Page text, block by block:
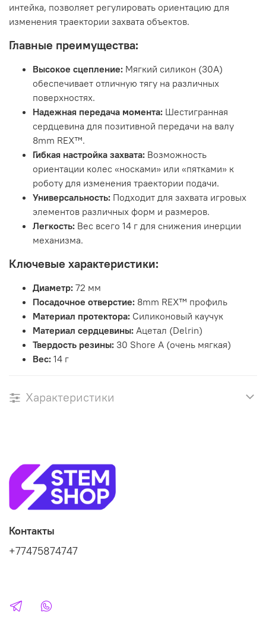
интейка, позволяет регулировать ориентацию для
изменения траектории захвата объектов.
Главные преимущества:
Высокое сцепление: Мягкий силикон (30А)
обеспечивает отличную тягу на различных
поверхностях.
Надежная передача момента: Шестигранная
сердцевина для позитивной передачи на валу
8mm REX™.
Гибкая настройка захвата: Возможность
ориентации колес «носками» или «пятками» к
роботу для изменения траектории подачи.
Универсальность: Подходит для захвата игровых
элементов различных форм и размеров.
Легкость: Вес всего 14 г для снижения инерции
механизма.
Ключевые характеристики:
Диаметр: 72 мм
Посадочное отверстие: 8mm REX™ профиль
Материал протектора: Силиконовый каучук
Материал сердцевины: Ацетал (Delrin)
Твердость резины: 30 Shore A (очень мягкая)
Вес: 14 г
Характеристики
Контакты
+77475874747